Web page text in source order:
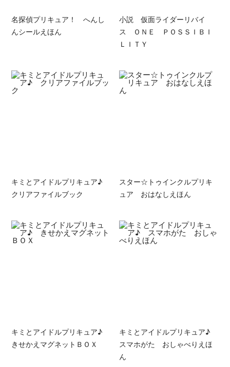
名探偵プリキュア！ へんし
んシールえほん
小説 仮面ライダーリバイ
ス ＯＮＥ ＰＯＳＳＩＢＩ
ＬＩＴＹ
キミとアイドルプリキュア♪
クリアファイルブック
スター☆トゥインクルプリキ
ュア おはなしえほん
キミとアイドルプリキュア♪
きせかえマグネットＢＯＸ
キミとアイドルプリキュア♪
スマホがた おしゃべりえほ
ん